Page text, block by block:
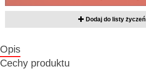
Dodaj do listy życzeń
Opis
Cechy produktu